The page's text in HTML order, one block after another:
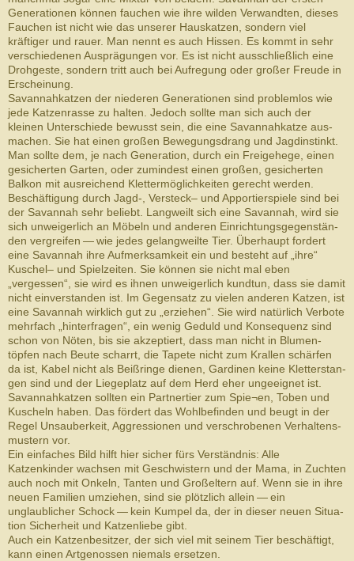
Gen­er­a­tio­nen kön­nen fauchen wie ihre wilden Ver­wandten, dieses
Fauchen ist nicht wie das unserer Hauskatzen, son­dern viel
kräftiger und rauer. Man nennt es auch Hissen. Es kommt in sehr
verschiedenen Ausprägungen vor. Es ist nicht ausschließlich eine
Drohgeste, sondern tritt auch bei Aufregung oder großer Freude in
Erscheinung.
Savan­nahkatzen der niederen Gen­er­a­tio­nen sind prob­lem­los wie
jede Katzen­rasse zu hal­ten. Jedoch sollte man sich auch der
kleinen Unter­schiede bewusst sein, die eine Savan­nahkatze aus­
machen. Sie hat einen großen Bewe­gungs­drang und Jagdin­stinkt.
Man sollte dem, je nach Gen­er­a­tion, durch ein Freige­hege, einen
gesicherten Garten, oder zumin­d­est einen großen, gesicherten
Balkon mit aus­re­ichend Klet­ter­möglichkeiten gerecht wer­den.
Beschäf­ti­gung durch Jagd-​, Ver­steck– und Apportier­spiele sind bei
der Savan­nah sehr beliebt. Lang­weilt sich eine Savan­nah, wird sie
sich unweiger­lich an Möbeln und anderen Ein­rich­tungs­ge­gen­stän­
den ver­greifen — wie jedes gelang­weilte Tier. Überhaupt fordert
eine Savan­nah ihre Aufmerk­samkeit ein und besteht auf „ihre“
Kuschel– und Spielzeiten. Sie kön­nen sie nicht mal eben
„vergessen“, sie wird es ihnen unweiger­lich kund­tun, dass sie damit
nicht ein­ver­standen ist. Im Gegen­satz zu vie­len anderen Katzen, ist
eine Savan­nah wirk­lich gut zu „erziehen“. Sie wird natür­lich Ver­bote
mehrfach „hin­ter­fra­gen“, ein wenig Geduld und Kon­se­quenz sind
schon von Nöten, bis sie akzep­tiert, dass man nicht in Blu­men­
töpfen nach Beute scharrt, die Tapete nicht zum Krallen schär­fen
da ist, Kabel nicht als Beißringe dienen, Gar­di­nen keine Klet­ter­stan­
gen sind und der Liege­platz auf dem Herd eher ungeeignet ist.
Savan­nahkatzen soll­ten ein Part­nertier zum Spie¬en, Toben und
Kuscheln haben. Das fördert das Wohlbefinden und beugt in der
Regel Unsauberkeit, Aggres­sio­nen und ver­schrobe­nen Ver­hal­tens­
mustern vor.
Ein ein­faches Bild hilft hier sicher fürs Ver­ständ­nis: Alle
Katzenkinder wach­sen mit Geschwis­tern und der Mama, in Zuchten
auch noch mit Onkeln, Tan­ten und Großel­tern auf. Wenn sie in ihre
neuen Fam­i­lien umziehen, sind sie plöt­zlich allein — ein
unglaublicher Schock — kein Kumpel da, der in dieser neuen Sit­u­a­
tion Sicher­heit und Katzen­liebe gibt.
Auch ein Katzenbe­sitzer, der sich viel mit seinem Tier beschäftigt,
kann einen Artgenossen niemals ersetzen.